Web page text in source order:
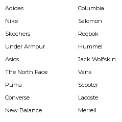
Adidas
Nike
Skechers
Under Armour
Asics
The North Face
Puma
Converse
New Balance
Columbia
Salomon
Reebok
Hummel
Jack Wolfskin
Vans
Scooter
Lacoste
Merrell